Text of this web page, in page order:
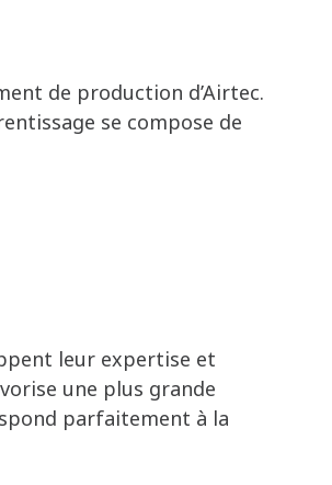
de production d’Airtec.
se compose de
leur expertise et
une plus grande
parfaitement à la